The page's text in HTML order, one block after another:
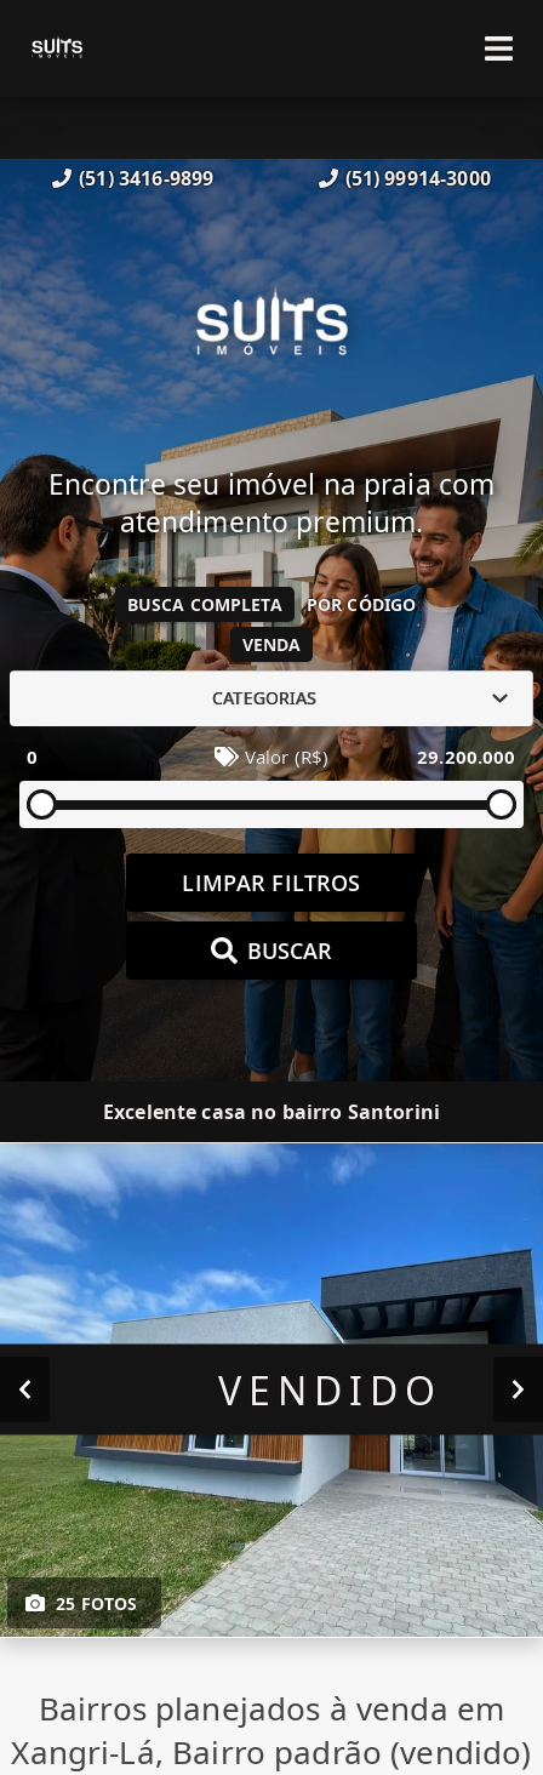
(51) 3416-9899 (51) 99914-3000
Encontre seu imóvel na praia com
atendimento premium.
VENDA
BUSCA COMPLETA POR CÓDIGO
CATEGORIAS
0 Valor (R$) 29.200.000
LIMPAR FILTROS
BUSCAR
Excelente casa no bairro Santorini
25 FOTOS
VENDIDO
Bairros planejados à venda em
Xangri-Lá, Bairro padrão (vendido)